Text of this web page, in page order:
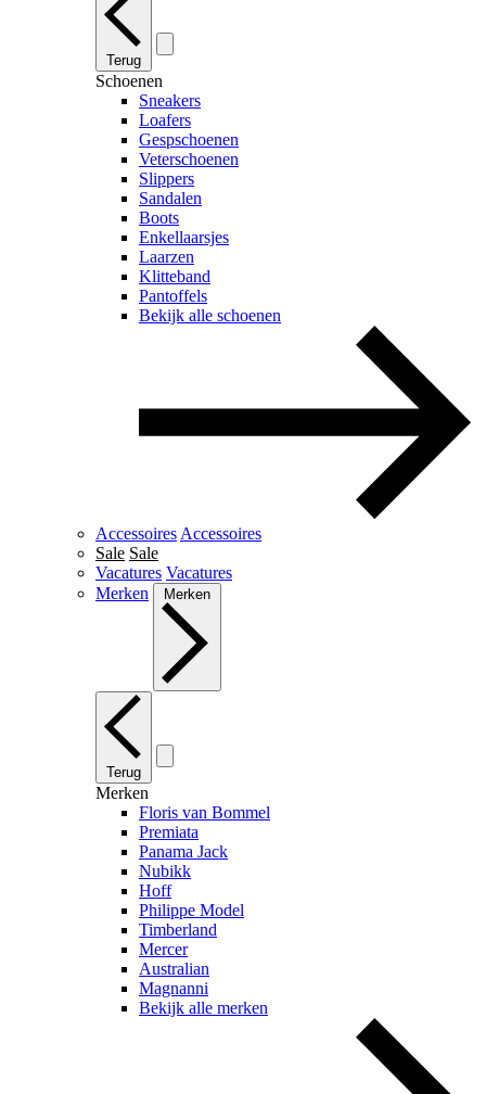
Terug
Schoenen
Sneakers
Loafers
Gespschoenen
Veterschoenen
Slippers
Sandalen
Boots
Enkellaarsjes
Laarzen
Klitteband
Pantoffels
Bekijk alle schoenen
Accessoires Accessoires
Sale Sale
Vacatures Vacatures
Merken
Merken
Terug
Merken
Floris van Bommel
Premiata
Panama Jack
Nubikk
Hoff
Philippe Model
Timberland
Mercer
Australian
Magnanni
Bekijk alle merken